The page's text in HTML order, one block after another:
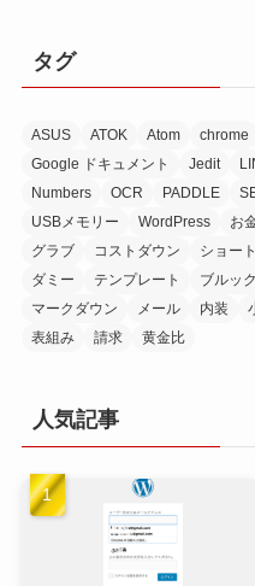
タグ
ASUS ATOK Atom chrome
Google ドキュメント
Jedit
Numbers
OCR PADDLE
USBメモリー
WordPress お
グラブ
コストダウン ショー
ダミー
テンプレート ブルッ
マークダウン
メール 内装
表組み
請求 黄金比
人気記事